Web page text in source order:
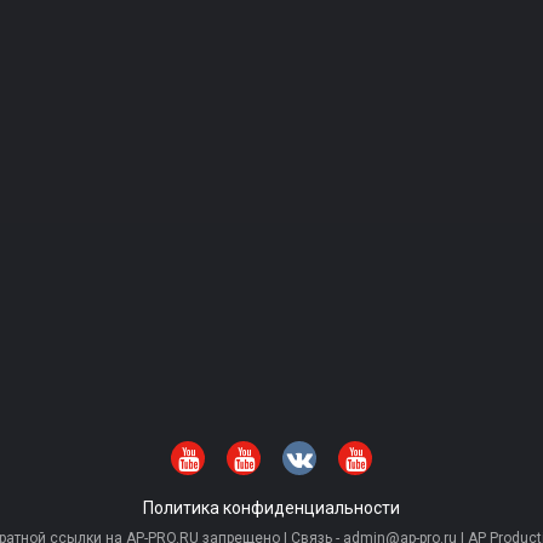
Политика конфиденциальности
ссылки на AP-PRO.RU запрещено | Связь - admin@ap-pro.ru | AP